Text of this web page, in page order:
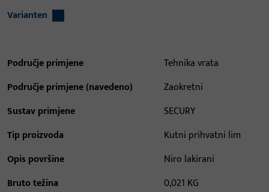
Varianten
Područje primjene
Tehnika vrata
Područje primjene (navedeno)
Zaokretni
Sustav primjene
SECURY
Tip proizvoda
Kutni prihvatni lim
Opis površine
Niro lakirani
Bruto težina
0,021 KG